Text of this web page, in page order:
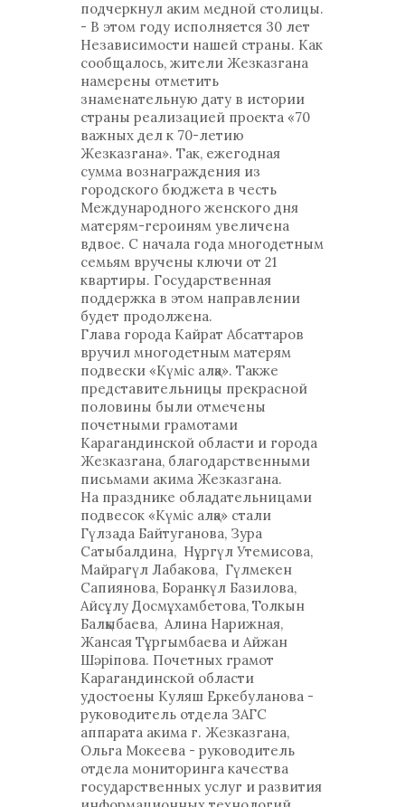
подчеркнул аким медной столицы.
- В этом году исполняется 30 лет
Независимости нашей страны. Как
сообщалось, жители Жезказгана
намерены отметить
знаменательную дату в истории
страны реализацией проекта «70
важных дел к 70-летию
Жезказгана». Так, ежегодная
сумма вознаграждения из
городского бюджета в честь
Международного женского дня
матерям-героиням увеличена
вдвое. С начала года многодетным
семьям вручены ключи от 21
квартиры. Государственная
поддержка в этом направлении
будет продолжена.
Глава города Кайрат Абсаттаров
вручил многодетным матерям
подвески «Күміс алқа». Также
представительницы прекрасной
половины были отмечены
почетными грамотами
Карагандинской области и города
Жезказгана, благодарственными
письмами акима Жезказгана.
На празднике обладательницами
подвесок «Күміс алқа» стали
Гүлзада Байтуганова, Зура
Сатыбалдина, Нұргүл Утемисова,
Майрагүл Лабакова, Гүлмекен
Сапиянова, Боранкүл Базилова,
Айсұлу Досмұхамбетова, Толкын
Балқыбаева, Алина Нарижная,
Жансая Тұргымбаева и Айжан
Шәріпова. Почетных грамот
Карагандинской области
удостоены Куляш Еркебуланова -
руководитель отдела ЗАГС
аппарата акима г. Жезказгана,
Ольга Мокеева - руководитель
отдела мониторинга качества
государственных услуг и развития